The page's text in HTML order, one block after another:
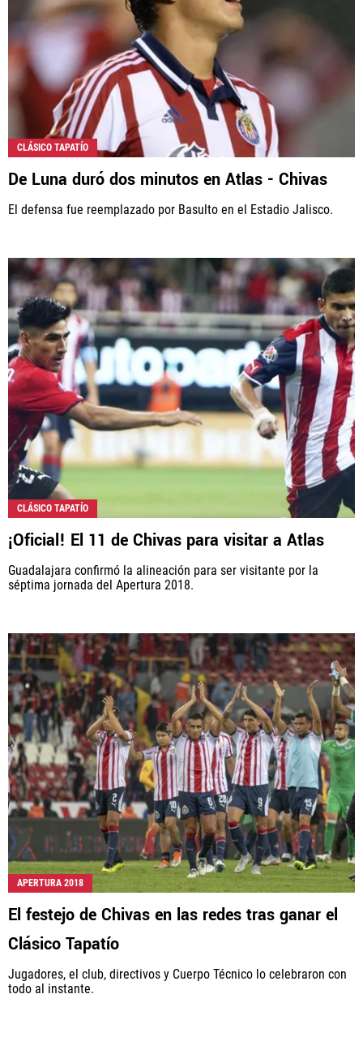
CLÁSICO TAPATÍO
De Luna duró dos minutos en Atlas - Chivas
El defensa fue reemplazado por Basulto en el Estadio Jalisco.
CLÁSICO TAPATÍO
¡Oficial! El 11 de Chivas para visitar a Atlas
Guadalajara confirmó la alineación para ser visitante por la
séptima jornada del Apertura 2018.
APERTURA 2018
El festejo de Chivas en las redes tras ganar el
Clásico Tapatío
Jugadores, el club, directivos y Cuerpo Técnico lo celebraron con
todo al instante.